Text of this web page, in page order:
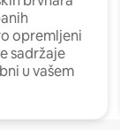
opremljeni
sadržaje
u vašem